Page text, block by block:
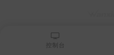
控制台